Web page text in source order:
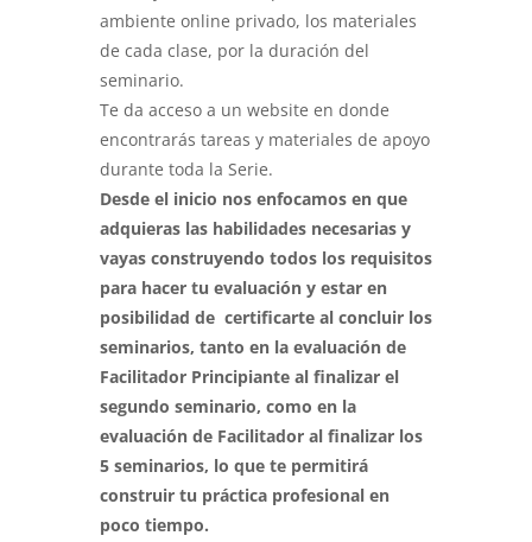
ambiente online privado, los materiales
de cada clase, por la duración del
seminario.
Te da acceso a un website en donde
encontrarás tareas y materiales de apoyo
durante toda la Serie.
Desde el inicio nos enfocamos en que
adquieras las habilidades necesarias y
vayas construyendo todos los requisitos
para hacer tu evaluación y estar en
posibilidad de certificarte al concluir los
seminarios, tanto en la evaluación de
Facilitador Principiante al finalizar el
segundo seminario, como en la
evaluación de Facilitador al finalizar los
5 seminarios, lo que te permitirá
construir tu práctica profesional en
poco tiempo.